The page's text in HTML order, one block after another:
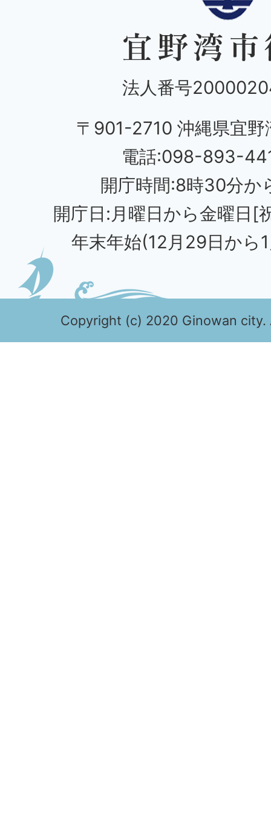
法人番号
〒901-2710 沖縄県宜野
電話:098-893-
開庁時間:8時30分か
開庁日:月曜日から金曜日[
年末年始(12月29日から
Copyright (c) 2020 Ginowan city.